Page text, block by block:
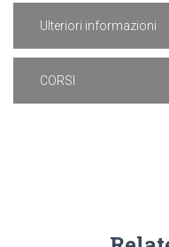
Ulteriori informazioni
CORSI